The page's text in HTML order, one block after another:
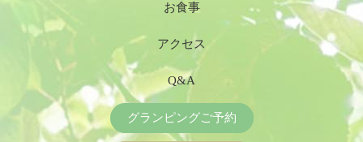
お食事
アクセス
Q&A
グランピングご予約